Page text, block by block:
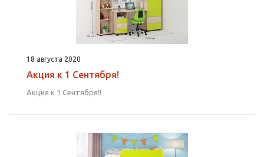
18 августа 2020
Акция к 1 Сентября!
Акция к 1 Сентября!!